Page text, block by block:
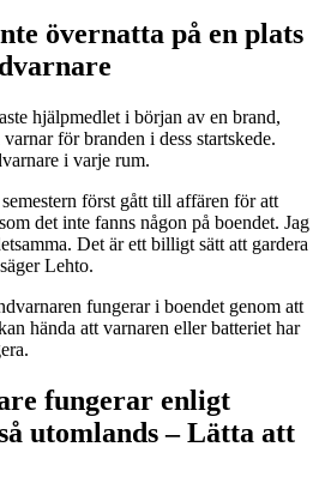
övernatta på en plats
hjälpmedlet i början av en brand,
för branden i dess startskede.
i varje rum.
först gått till affären för att
det inte fanns någon på boendet. Jag
Det är ett billigt sätt att gardera
Lehto.
fungerar i boendet genom att
hända att varnaren eller batteriet har
fungerar enligt
utomlands – Lätta att